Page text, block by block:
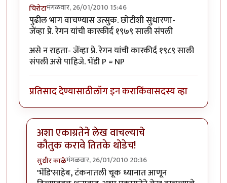
चिरोटामंगळवार, 26/01/2010 15:46
पुढील भाग वाचण्यास उत्सुक. छोटीशी सुधारणा-
जेंव्हा प्रे. रेगन यांची कारकीर्द १९७९ साली संपली
असे न राहता- जेंव्हा प्रे. रेगन यांची कारकीर्द १९८९ साली
संपली असे पाहिजे. भेंडी P = NP
प्रतिसाद देण्यासाठीलॉग इन कराकिंवासदस्य व्हा
अशा एकाग्रतेने लेख वाचल्याचे
कौतुक करावे तितके थोडेच!
सुधीर काळेमंगळवार, 26/01/2010 20:36
In reply toचांगला उपक्रमbyचिरोटा
'भेंडि'साहेब, टंकनातली चूक ध्यानात आणून